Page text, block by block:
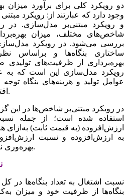
دو رویکرد کلی‌‌‌ برای‌‌‌ برآورد میزان
وجود دارد که‌‌‌ عبارتند از: رویکرد
و رویکرد مبتنی‌‌‌بر مدل‌سازی‌‌‌. در
شاخص‌‌‌های‌‌‌ مختلف‌‌‌، میزان
بررسی‌‌‌ می‌شود. در رویکرد
ساختاری‌‌‌ بنگاه‌ها و براساس
بهره‌برداری‌‌‌ از ظرفیت‌‌‌های‌‌‌ تولیدی‌‌‌
رویکرد مدل‌سازی‌‌‌ این‌‌‌ است‌‌‌ که‌‌‌ به‌‌‌
عوامل‌‌‌ تولید و هزینه‌‌‌های‌‌‌ بنگاه توجه‌‌‌
اقتصادی‌‌‌ را مدنظر قرار می‌دهد.
در رویکرد مبتنی‌‌‌بر شاخص‌‌‌ها در این‌‌‌
استفاده شده است؛ از جمله‌‌‌
ارزش‌افزوده (به‌‌‌ قیمت‌‌‌ ثابت‌‌‌) به‌‌‌ازای‌‌‌
به‌‌‌ ارزش‌افزوده و نسبت‌‌‌
بهره‌وری‌‌‌ نیروی‌‌‌ کار را نیز نشان می‌دهد.
نسبت‌‌‌ اشتغال به‌‌‌ تعداد بنگاه‌ها در
بنگاه‌ها از ظرفیت‌‌‌ خود و میزان